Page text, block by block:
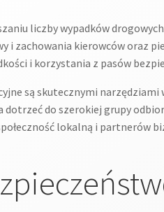
liczby wypadków
zachowania kierowców oraz
i korzystania z pasów
są skutecznymi narzędziami
do szerokiej grupy
lokalną i partnerów